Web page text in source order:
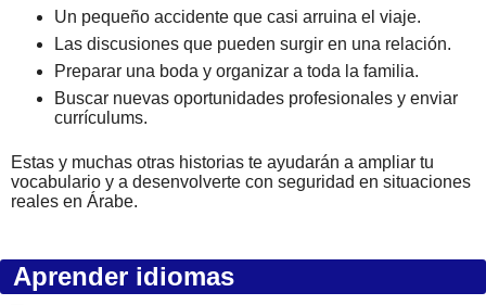
Un pequeño accidente que casi arruina el viaje.
Las discusiones que pueden surgir en una relación.
Preparar una boda y organizar a toda la familia.
Buscar nuevas oportunidades profesionales y enviar
currículums.
Estas y muchas otras historias te ayudarán a ampliar tu
vocabulario y a desenvolverte con seguridad en situaciones
reales en Árabe.
Aprender idiomas